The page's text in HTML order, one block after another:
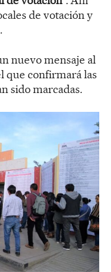
de votación y
nuevo mensaje al
que confirmará las
sido marcadas.